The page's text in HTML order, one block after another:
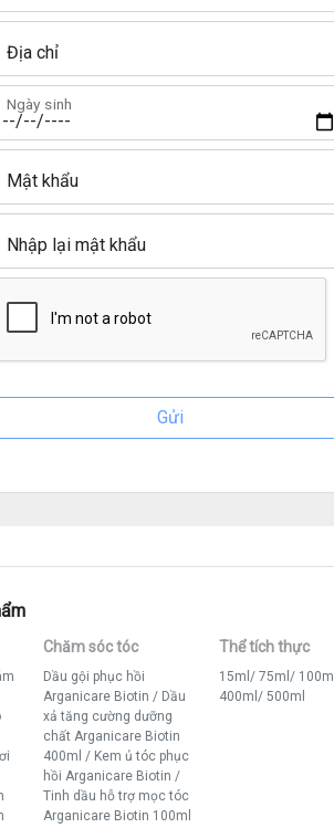
Địa chỉ
Ngày sinh
Mật khẩu
Nhập lại mật khẩu
Chăm sóc tóc
Dầu gội phục hồi
Arganicare Biotin / Dầu
xả tăng cường dưỡng
chất Arganicare Biotin
400ml / Kem ủ tóc phục
hồi Arganicare Biotin /
Tinh dầu hỗ trợ mọc tóc
Arganicare Biotin 100ml
Thể tích thực
15ml / 75ml / 100ml
400ml / 500ml